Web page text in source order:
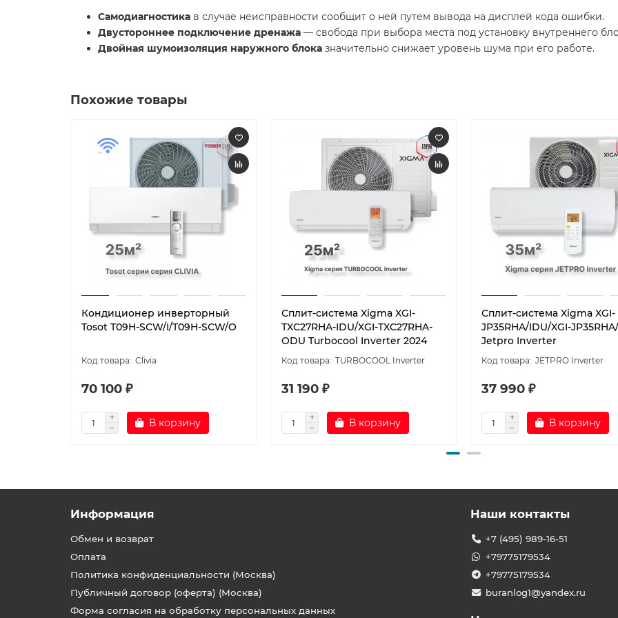
Самодиагностика в случае неисправности сообщит о ней путем вывода на дисплей кода ошибки.
Двустороннее подключение дренажа — свобода при выбора места под установку внутреннего
Двойная шумоизоляция наружного блока значительно снижает уровень шума при его работе.
Похожие товары
Кондиционер инверторный
Tosot T09H-SCW/I/T09H-SCW/O
Clivia
70 100 ₽
В корзину
Сплит-система Xigma XGI-
TXC27RHA-IDU/XGI-TXC27RHA-
ODU Turbocool Inverter 2024
TURBOCOOL Inverter
31 190 ₽
В корзину
Сплит-система Xigma XGI-
JP35RHA/IDU/XGI-
Jetpro Inverter
JETPRO Inverter
37 990 ₽
В корзину
Информация
Обмен и возврат
Оплата
Политика конфиденциальности (Москва)
Публичный договор (оферта) (Москва)
Форма согласия на обработку персональных данных
Наши контакты
+7 (495) 989-16-51
+79775179534
+79775179534
buranlog1@yandex.ru